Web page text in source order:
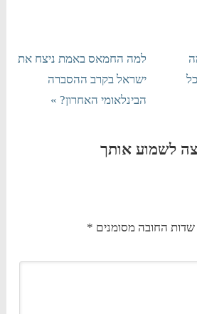
למה החמאס באמת ניצח את
ישראל בקרב ההסברה
הבינלאומי האחרון? »
לשמוע אותך
שדות החובה מסומנים *